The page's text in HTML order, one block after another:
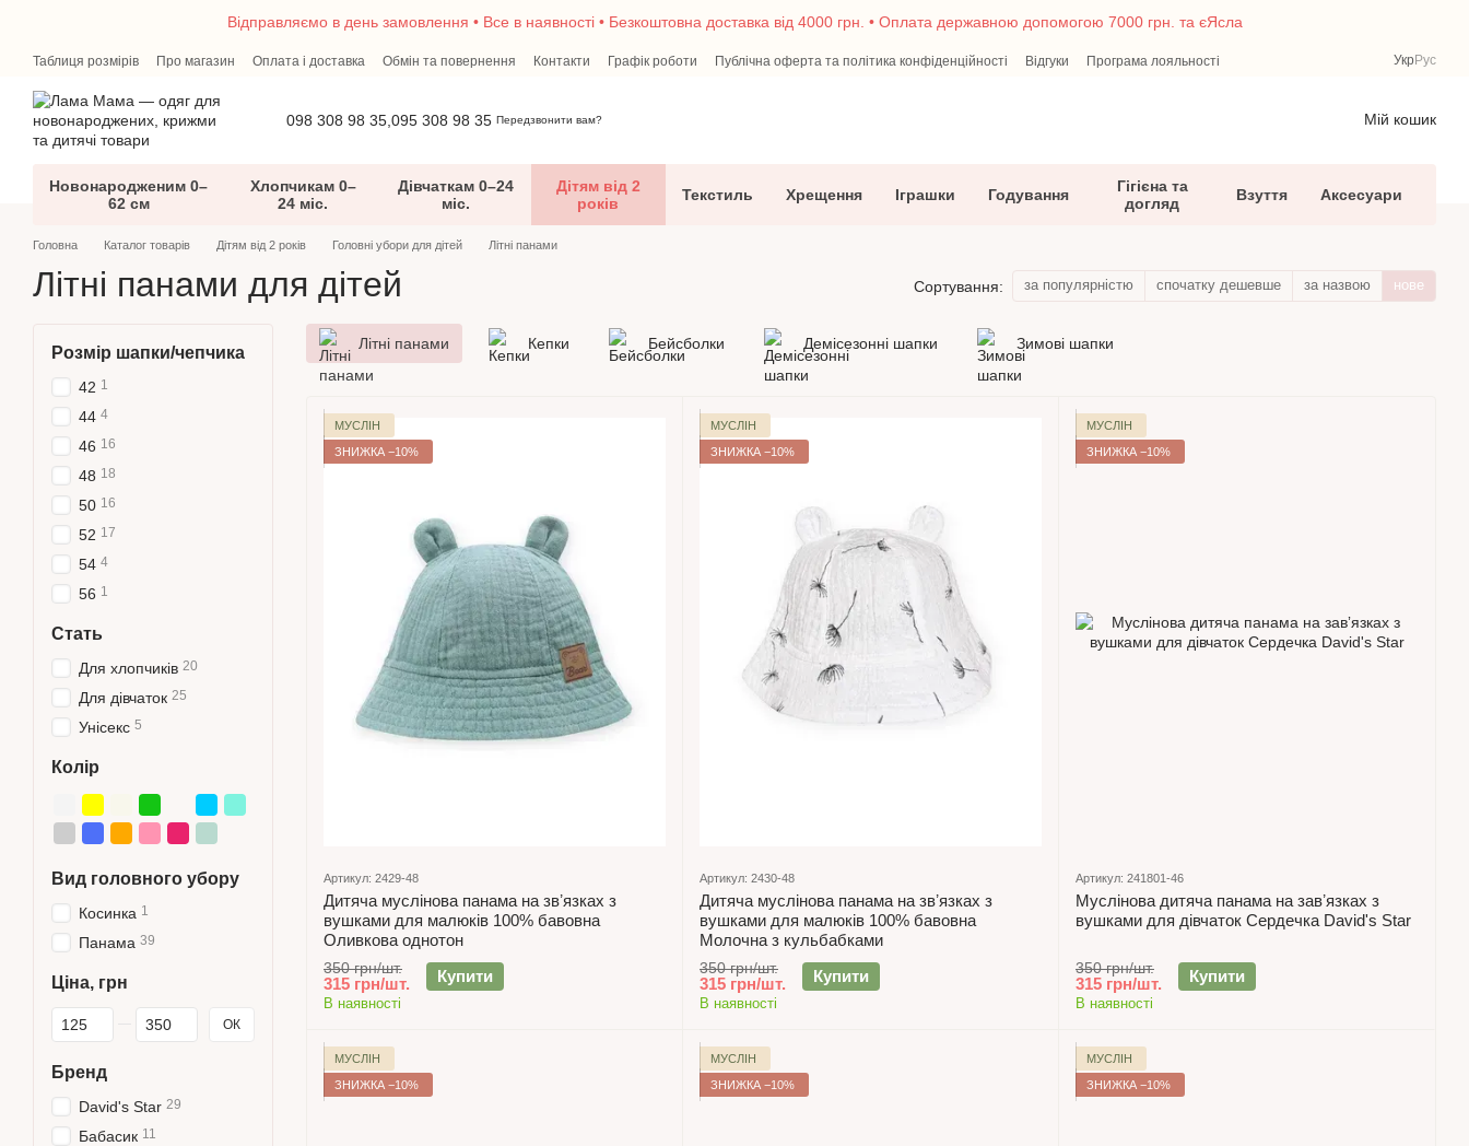
Перейти до основного контентуВідправляємо в день замовлення • Все в наявності • Безкоштовна доставка від 4000 грн. • Оплата державною допомогою 7000 грн. та єЯсла
Таблиця розмірів Про магазин Оплата і доставка Обмін та повернення Контакти Графік роботи Публічна оферта та політика конфіденційності Відгуки
Програма лояльності
УкрРус
098 308 98 35,095 308 98 35 Передзвонити вам? Мій кошик
Новонародженим 0–
62 см
Хлопчикам 0–
24 міс.
Дівчаткам 0–24
міс.
Дітям від 2
років
Текстиль Хрещення Іграшки Годування
Гігієна та
догляд
Взуття Аксесуари
Головна Каталог товарів Дітям від 2 років Головні убори для дітей Літні панами
Літні панами для дітей Сортування: за популярністю спочатку дешевше за назвою нове
Літні панами Кепки Бейсболки Демісезонні шапки Зимові шапки
МУСЛІН
ЗНИЖКА −10%
Артикул: 2429-48
Дитяча муслінова панама на звʼязках з
вушками для малюків 100% бавовна
Оливкова однотон
350 грн/шт.
315 грн/шт. Купити
В наявності
МУСЛІН
ЗНИЖКА −10%
Артикул: 2430-48
Дитяча муслінова панама на звʼязках з
вушками для малюків 100% бавовна
Молочна з кульбабками
350 грн/шт.
315 грн/шт. Купити
В наявності
МУСЛІН
ЗНИЖКА −10%
Артикул: 241801-46
Муслінова дитяча панама на завʼязках з
вушками для дівчаток Сердечка David's Star
350 грн/шт.
315 грн/шт. Купити
В наявності
МУСЛІН
ЗНИЖКА −10%
МУСЛІН
ЗНИЖКА −10%
МУСЛІН
ЗНИЖКА −10%
Розмір шапки/чепчика
42 1
44 4
46 16
48 18
50 16
52 17
54 4
56 1
Стать
Для хлопчиків 20
Для дівчаток 25
Унісекс 5
Колір
Вид головного убору
Косинка 1
Панама 39
Ціна, грн
Від Ціна, грн
До Ціна, грн ОК
Бренд
David's Star 29
Бабасик 11